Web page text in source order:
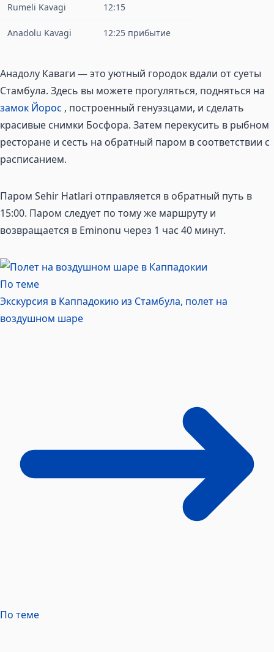
Rumeli Kavagi 12:15
Anadolu Kavagi 12:25 прибытие
Анадолу Каваги — это уютный городок вдали от суеты
Стамбула. Здесь вы можете прогуляться, подняться на
замок Йорос , построенный генуэзцами, и сделать
красивые снимки Босфора. Затем перекусить в рыбном
ресторане и сесть на обратный паром в соответствии с
расписанием.
Паром Sehir Hatlari отправляется в обратный путь в
15:00. Паром следует по тому же маршруту и ​​
возвращается в Eminonu через 1 час 40 минут.
По теме
Экскурсия в Каппадокию из Стамбула, полет на
воздушном шаре
По теме